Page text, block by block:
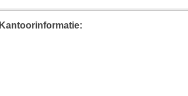
Kantoorinformatie: